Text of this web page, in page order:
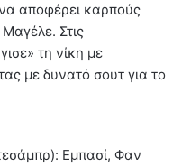
αποφέρει καρπούς
Στις
τη νίκη με
με δυνατό σουτ για το
Εμπασί, Φαν